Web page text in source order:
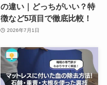
の違い｜どっちがいい？特
徴など5項目で徹底比較！
2026年7月1日